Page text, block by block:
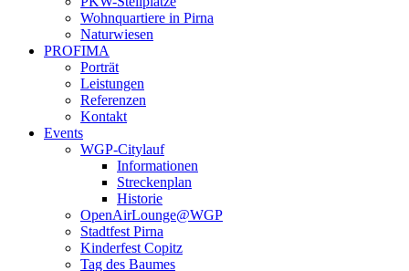
Wohnquartiere in Pirna
Naturwiesen
PROFIMA
Porträt
Leistungen
Referenzen
Kontakt
Events
WGP-Citylauf
Informationen
Streckenplan
Historie
OpenAirLounge@WGP
Stadtfest Pirna
Kinderfest Copitz
Tag des Baumes